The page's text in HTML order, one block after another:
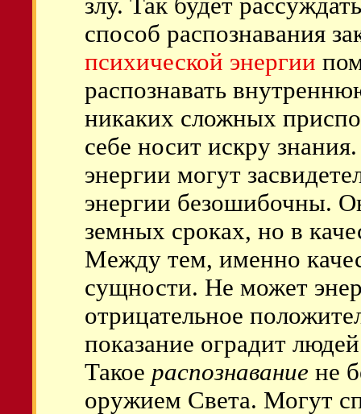
злу. Так будет
способ распознавания
психической энергии
распознавать
никаких сложных
себе носит искру
энергии могут
энергии безошибочны.
земных сроках, но в
Между тем, именно
сущности. Не может
отрицательное
показание оградит
Такое распознавание не
оружием Света. Могут